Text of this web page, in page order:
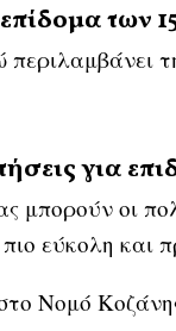
των
για
μπορούν οι
εύκολη και
Νομό